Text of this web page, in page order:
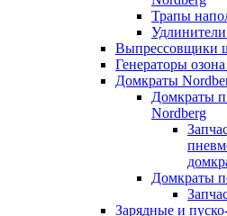
Трапы
Выпрессовщики
Генераторы
Домкраты
Домкраты
Nordberg
Домкраты
Зарядные и